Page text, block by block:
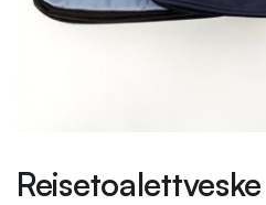
Reisetoalettveske